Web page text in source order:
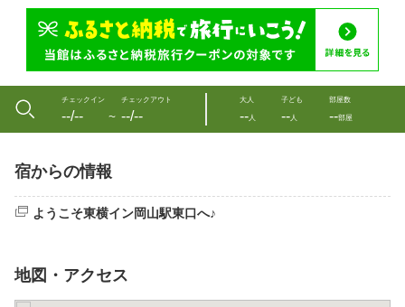
チェックイン
--/-- 〜
チェックアウト
--/--
大人
--人
子ども
--人
部屋数
--部屋
宿からの情報
ようこそ東横イン岡山駅東口へ♪
地図・アクセス